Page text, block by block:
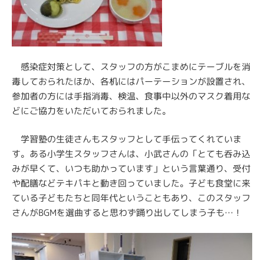
感染症対策として、スタッフの方がこまめにテーブルを消
毒しておられたほか、各机にはパーテーションが設置され、
参加者の方には手指消毒、検温、食事中以外のマスク着用な
どにご協力をいただいておられました。
学習塾の生徒さんもスタッフとして手伝ってくれていま
す。ある小学生スタッフさんは、小武さんの「とても呑み込
みが早くて、いつも助かっています」という言葉通り、受付
や配膳などテキパキと動き回っていました。子ども食堂に来
ている子どもたちと同年代ということもあり、このスタッフ
さんがBGMを選曲すると思わず踊り出してしまう子も…！